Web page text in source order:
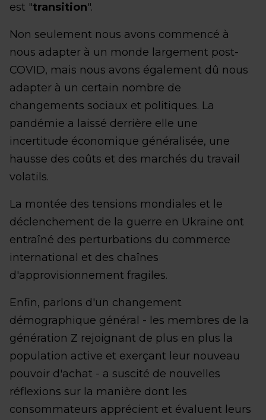
est "transition".
Non seulement nous avons commencé à
nous adapter à un monde largement post-
COVID, mais nous avons également dû nous
adapter à un certain nombre de
changements sociaux et politiques. La
pandémie a laissé derrière elle une
incertitude économique généralisée, une
hausse des coûts et des marchés du travail
volatils.
La montée des tensions mondiales et le
déclenchement de la guerre en Ukraine ont
entraîné des perturbations du commerce
international et des chaînes
d'approvisionnement fragiles.
Enfin, parlons d'un changement
démographique général - les membres de la
génération Z rejoignant de plus en plus la
population active et exerçant leur nouveau
pouvoir d'achat - a suscité de nouvelles
réflexions sur la manière dont les
consommateurs apprécient et évaluent leurs